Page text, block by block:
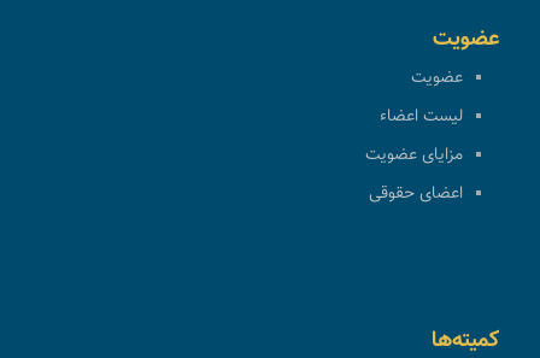
عضویت
عضویت
لیست اعضاء
مزایای عضویت
اعضای حقوقی
کمیته‌ها